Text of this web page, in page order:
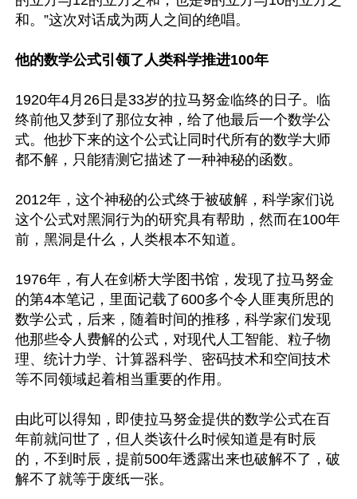
和。”这次对话成为两人之间的绝唱。
他的数学公式引领了人类科学推进100年
1920年4月26日是33岁的拉马努金临终的日子。临
终前他又梦到了那位女神，给了他最后一个数学公
式。他抄下来的这个公式让同时代所有的数学大师
都不解，只能猜测它描述了一种神秘的函数。
2012年，这个神秘的公式终于被破解，科学家们说
这个公式对黑洞行为的研究具有帮助，然而在100年
前，黑洞是什么，人类根本不知道。
1976年，有人在剑桥大学图书馆，发现了拉马努金
的第4本笔记，里面记载了600多个令人匪夷所思的
数学公式，后来，随着时间的推移，科学家们发现
他那些令人费解的公式，对现代人工智能、粒子物
理、统计力学、计算器科学、密码技术和空间技术
等不同领域起着相当重要的作用。
由此可以得知，即使拉马努金提供的数学公式在百
年前就问世了，但人类该什么时候知道是有时辰
的，不到时辰，提前500年透露出来也破解不了，破
解不了就等于废纸一张。